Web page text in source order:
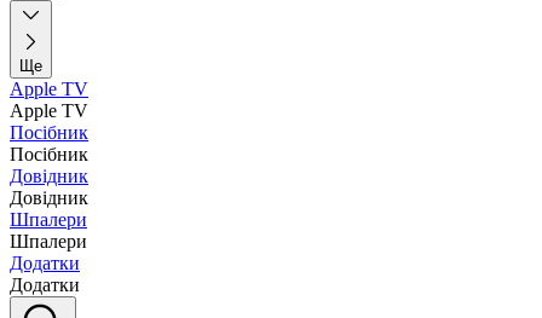
Ще
Apple TV
Apple TV
Посібник
Посібник
Довідник
Довідник
Шпалери
Шпалери
Додатки
Додатки